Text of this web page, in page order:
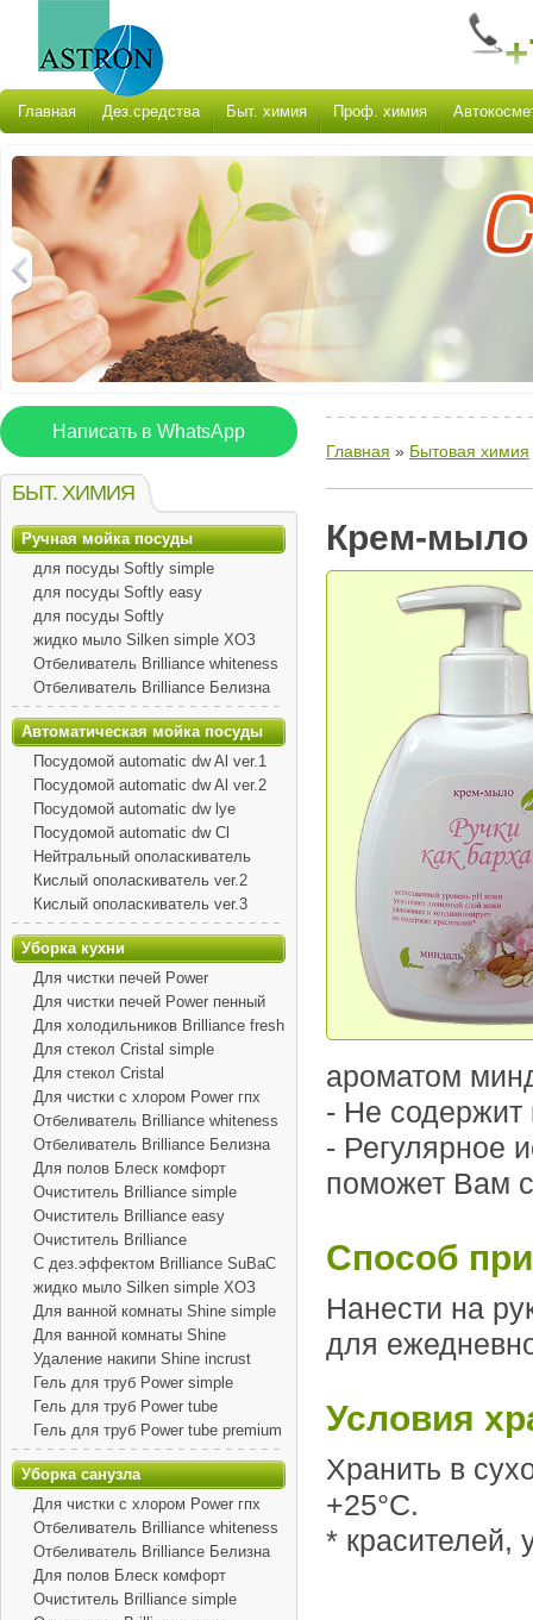
Главная Дез.средства Быт. химия Проф. химия
Главная » Бытовая химия
Крем-мыло
ароматом
- Не содержит
- Регулярное
поможет Вам
Способ
Нанести на
для
Условия
Хранить в
+25°С.
* красителей,
Написать в WhatsApp
БЫТ. ХИМИЯ
Ручная мойка посуды
для посуды Softly simple
для посуды Softly easy
для посуды Softly
жидко мыло Silken simple ХОЗ
Отбеливатель Brilliance whiteness
Отбеливатель Brilliance Белизна
Автоматическая мойка посуды
Посудомой automatic dw Al ver.1
Посудомой automatic dw Al ver.2
Посудомой automatic dw lye
Посудомой automatic dw Сl
Нейтральный ополаскиватель
Кислый ополаскиватель ver.2
Кислый ополаскиватель ver.3
Уборка кухни
Для чистки печей Power
Для чистки печей Power пенный
Для холодильников Brilliance fresh
Для стекол Cristal simple
Для стекол Cristal
Для чистки с хлором Power гпх
Отбеливатель Brilliance whiteness
Отбеливатель Brilliance Белизна
Для полов Блеск комфорт
Очиститель Brilliance simple
Очиститель Brilliance easy
Очиститель Brilliance
С дез.эффектом Brilliance SuBaC
жидко мыло Silken simple ХОЗ
Для ванной комнаты Shine simple
Для ванной комнаты Shine
Удаление накипи Shine incrust
Гель для труб Power simple
Гель для труб Power tube
Гель для труб Power tube premium
Уборка санузла
Для чистки с хлором Power гпх
Отбеливатель Brilliance whiteness
Отбеливатель Brilliance Белизна
Для полов Блеск комфорт
Очиститель Brilliance simple